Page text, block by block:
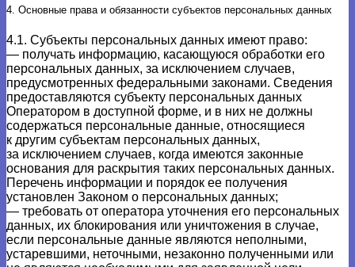
4. Основные права и обязанности субъектов персональных данных
4.1. Субъекты персональных данных имеют право:
— получать информацию, касающуюся обработки его
персональных данных, за исключением случаев,
предусмотренных федеральными законами. Сведения
предоставляются субъекту персональных данных
Оператором в доступной форме, и в них не должны
содержаться персональные данные, относящиеся
к другим субъектам персональных данных,
за исключением случаев, когда имеются законные
основания для раскрытия таких персональных данных.
Перечень информации и порядок ее получения
установлен Законом о персональных данных;
— требовать от оператора уточнения его персональных
данных, их блокирования или уничтожения в случае,
если персональные данные являются неполными,
устаревшими, неточными, незаконно полученными или